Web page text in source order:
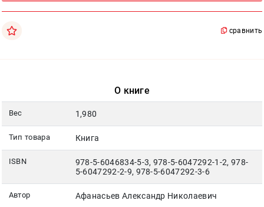
сравнить
О книге
Вес 1,980
Тип товара Книга
ISBN
978-5-6046834-5-3, 978-5-6047292-1-2, 978-
5-6047292-2-9, 978-5-6047292-3-6
Автор Афанасьев Александр Николаевич